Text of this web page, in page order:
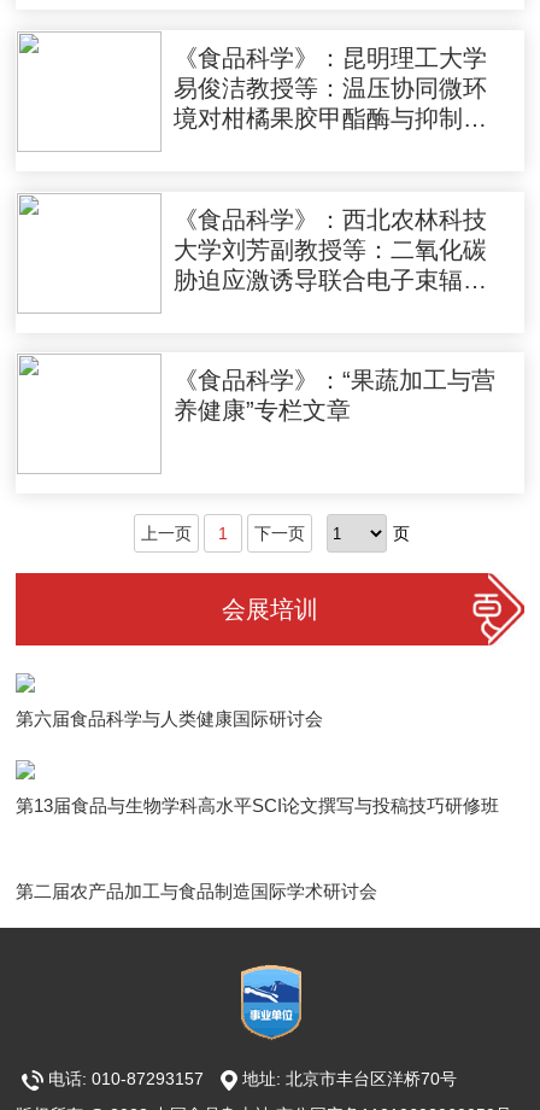
《食品科学》：昆明理工大学
易俊洁教授等：温压协同微环
境对柑橘果胶甲酯酶与抑制剂
《食品科学》：西北农林科技
大学刘芳副教授等：二氧化碳
胁迫应激诱导联合电子束辐照
《食品科学》：“果蔬加工与营
养健康”专栏文章
上一页 1 下一页 页
会展培训
第六届食品科学与人类健康国际研讨会
第13届食品与生物学科高水平SCI论文撰写与投稿技巧研修班
第二届农产品加工与食品制造国际学术研讨会
电话: 010-87293157
地址: 北京市丰台区洋桥70号